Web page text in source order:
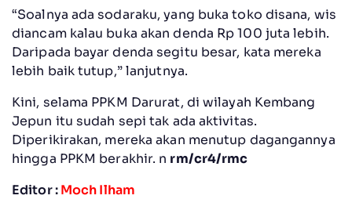
“Soalnya ada sodaraku, yang buka toko disana, wis
diancam kalau buka akan denda Rp 100 juta lebih.
Daripada bayar denda segitu besar, kata mereka
lebih baik tutup,” lanjutnya.
Kini, selama PPKM Darurat, di wilayah Kembang
Jepun itu sudah sepi tak ada aktivitas.
Diperikirakan, mereka akan menutup dagangannya
hingga PPKM berakhir. n rm/cr4/rmc
Editor :Moch Ilham